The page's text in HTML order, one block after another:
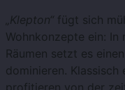
„Klepton“ fügt sich
Wohnkonzepte ein: In
Räumen setzt es
dominieren.